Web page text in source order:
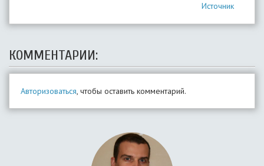
Источник
КОММЕНТАРИИ:
Авторизоваться, чтобы оставить комментарий.